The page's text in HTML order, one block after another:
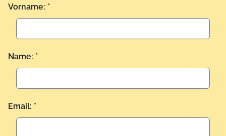
Vorname: *
Name: *
Email: *